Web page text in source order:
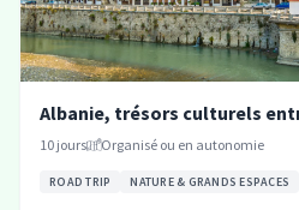
Albanie, trésors culturels
10 jours Organisé ou en autonomie
ROAD TRIP NATURE & GRANDS ESPACES